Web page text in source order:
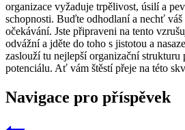
organizace vyžaduje trpělivost, úsilí a
schopnosti. Buďte odhodlaní a nechť
očekávání. Jste připraveni na tento
odvážní a jděte do toho s jistotou a
zaslouží tu nejlepší organizační strukturu
potenciálu. Ať vám štěstí přeje na této
Navigace pro příspěvek